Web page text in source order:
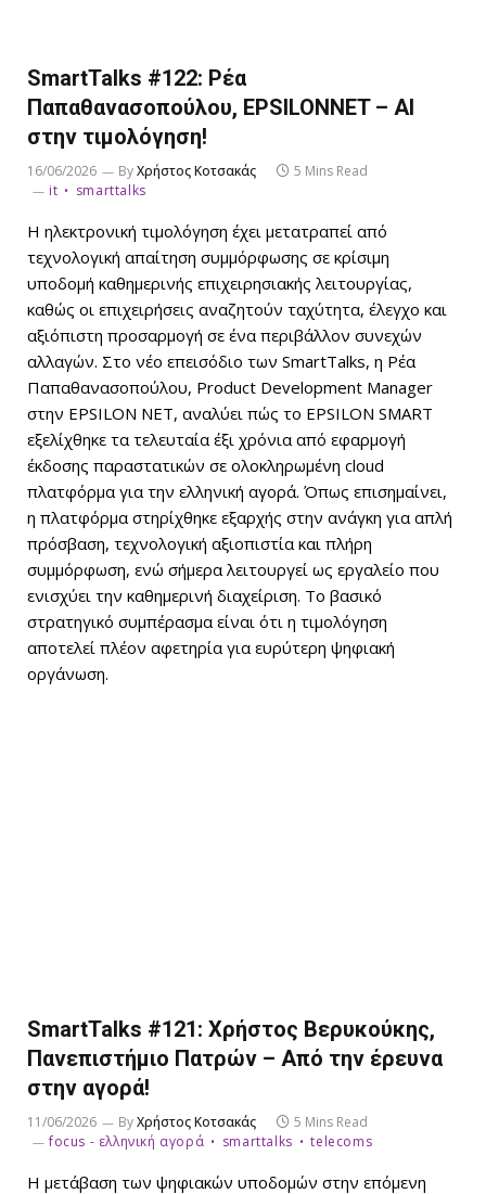
SmartTalks #122: Ρέα
Παπαθανασοπούλου, EPSILONNET – AI
στην τιμολόγηση!
16/06/2026 ByΧρήστος Κοτσακάς
5 Mins Read
it
smarttalks
Η ηλεκτρονική τιμολόγηση έχει μετατραπεί από
τεχνολογική απαίτηση συμμόρφωσης σε κρίσιμη
υποδομή καθημερινής επιχειρησιακής λειτουργίας,
καθώς οι επιχειρήσεις αναζητούν ταχύτητα, έλεγχο και
αξιόπιστη προσαρμογή σε ένα περιβάλλον συνεχών
αλλαγών. Στο νέο επεισόδιο των SmartTalks, η Ρέα
Παπαθανασοπούλου, Product Development Manager
στην EPSILON NET, αναλύει πώς το EPSILON SMART
εξελίχθηκε τα τελευταία έξι χρόνια από εφαρμογή
έκδοσης παραστατικών σε ολοκληρωμένη cloud
πλατφόρμα για την ελληνική αγορά. Όπως επισημαίνει,
η πλατφόρμα στηρίχθηκε εξαρχής στην ανάγκη για απλή
πρόσβαση, τεχνολογική αξιοπιστία και πλήρη
συμμόρφωση, ενώ σήμερα λειτουργεί ως εργαλείο που
ενισχύει την καθημερινή διαχείριση. Το βασικό
στρατηγικό συμπέρασμα είναι ότι η τιμολόγηση
αποτελεί πλέον αφετηρία για ευρύτερη ψηφιακή
οργάνωση.
SmartTalks #121: Χρήστος Βερυκούκης,
Πανεπιστήμιο Πατρών – Από την έρευνα
στην αγορά!
11/06/2026 ByΧρήστος Κοτσακάς
5 Mins Read
focus - ελληνική αγορά
smarttalks telecoms
Η μετάβαση των ψηφιακών υποδομών στην επόμενη